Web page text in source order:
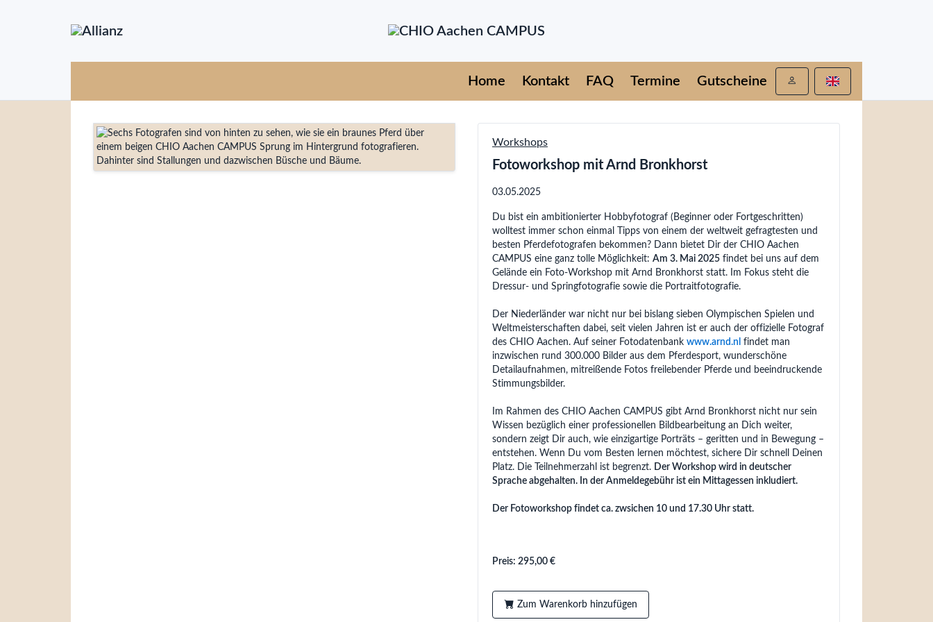
Home Kontakt FAQ Termine Gutscheine
Workshops
Fotoworkshop mit Arnd Bronkhorst
03.05.2025
Du bist ein ambitionierter Hobbyfotograf (Beginner oder Fortgeschritten)
wolltest immer schon einmal Tipps von einem der weltweit gefragtesten und
besten Pferdefotografen bekommen? Dann bietet Dir der CHIO Aachen
CAMPUS eine ganz tolle Möglichkeit: Am 3. Mai 2025 findet bei uns auf dem
Gelände ein Foto-Workshop mit Arnd Bronkhorst statt. Im Fokus steht die
Dressur- und Springfotografie sowie die Portraitfotografie.
Der Niederländer war nicht nur bei bislang sieben Olympischen Spielen und
Weltmeisterschaften dabei, seit vielen Jahren ist er auch der offizielle Fotograf
des CHIO Aachen. Auf seiner Fotodatenbank www.arnd.nl findet man
inzwischen rund 300.000 Bilder aus dem Pferdesport, wunderschöne
Detailaufnahmen, mitreißende Fotos freilebender Pferde und beeindruckende
Stimmungsbilder.
Im Rahmen des CHIO Aachen CAMPUS gibt Arnd Bronkhorst nicht nur sein
Wissen bezüglich einer professionellen Bildbearbeitung an Dich weiter,
sondern zeigt Dir auch, wie einzigartige Porträts – geritten und in Bewegung –
entstehen. Wenn Du vom Besten lernen möchtest, sichere Dir schnell Deinen
Platz. Die Teilnehmerzahl ist begrenzt. Der Workshop wird in deutscher
Sprache abgehalten. In der Anmeldegebühr ist ein Mittagessen inkludiert.
Der Fotoworkshop findet ca. zwsichen 10 und 17.30 Uhr statt.
Preis: 295,00 €
Zum Warenkorb hinzufügen